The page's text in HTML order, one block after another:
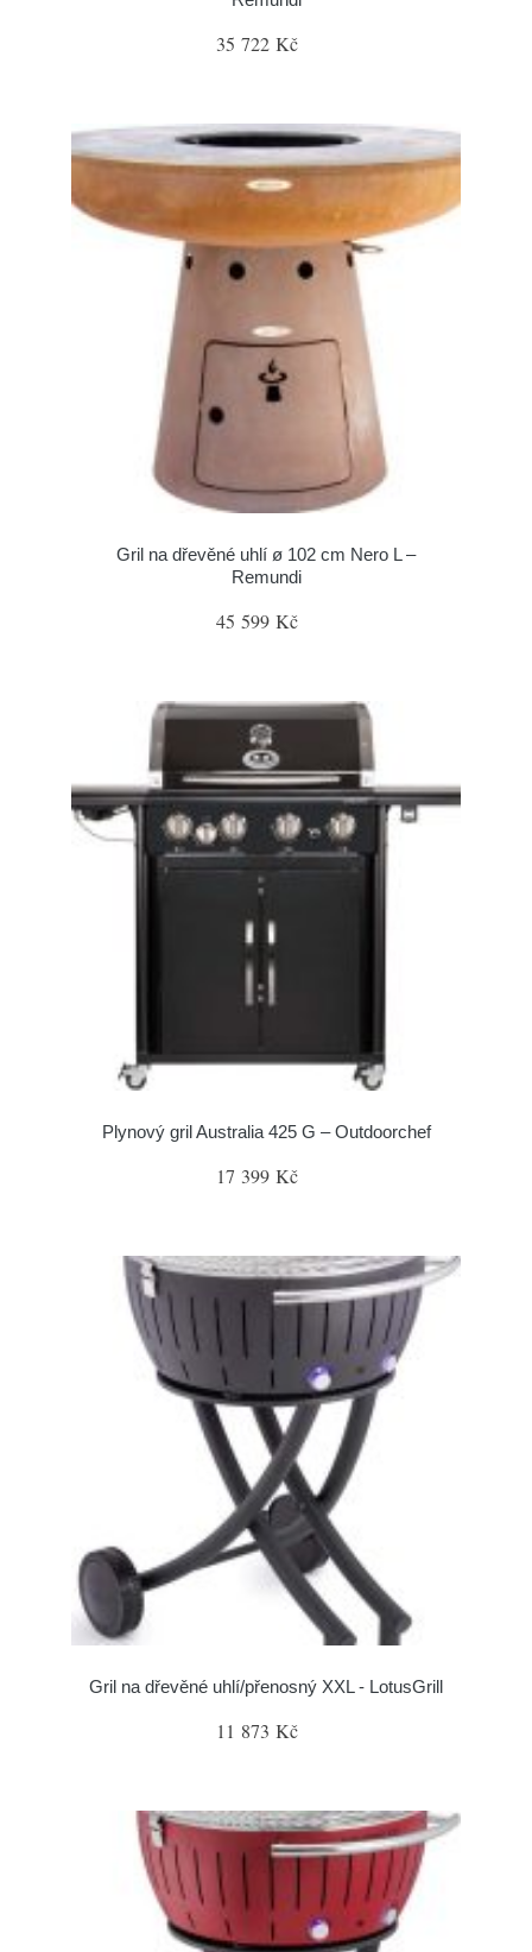
35 722 Kč
Gril na dřevěné uhlí ø 102 cm Nero L –
Remundi
45 599 Kč
Plynový gril Australia 425 G – Outdoorchef
17 399 Kč
Gril na dřevěné uhlí/přenosný XXL - LotusGrill
11 873 Kč